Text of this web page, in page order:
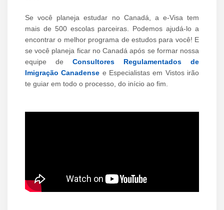
Se você planeja estudar no Canadá, a e-Visa tem
mais de 500 escolas parceiras. Podemos ajudá-lo a
encontrar o melhor programa de estudos para você! E
se você planeja ficar no Canadá após se formar nossa
equipe de Consultores Regulamentados de
Imigração Canadense e Especialistas em Vistos irão
te guiar em todo o processo, do início ao fim.